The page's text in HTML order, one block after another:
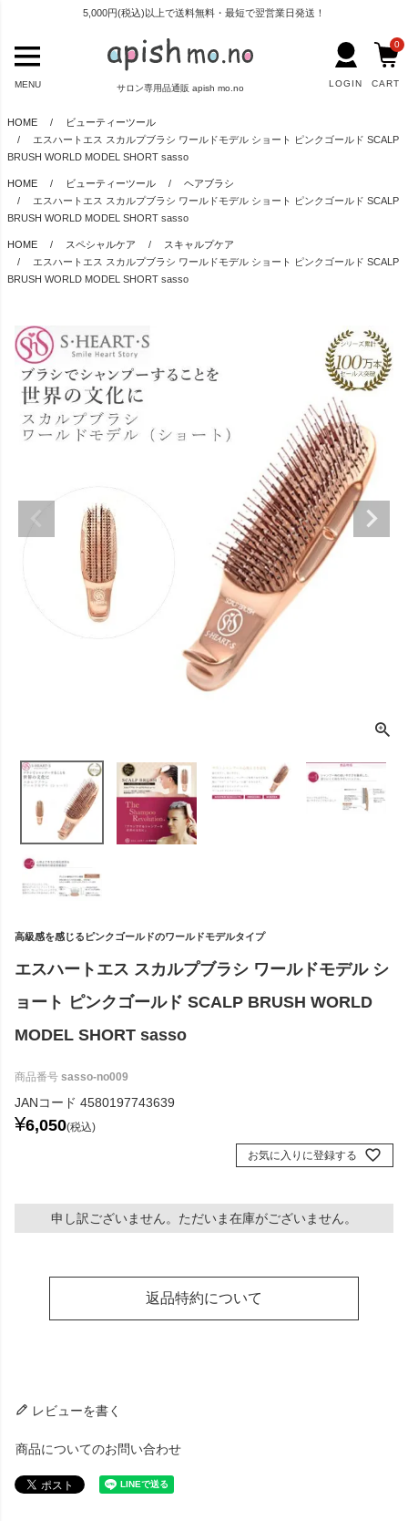
5,000円(税込)以上で送料無料・最短で翌営業日発送！
サロン専用品通販 apish mo.no
MENU LOGIN CART
0
HOME
ビューティーツール
エスハートエス スカルプブラシ ワールドモデル ショート ピンクゴールド SCALP
BRUSH WORLD MODEL SHORT sasso
HOME ビューティーツール
ヘアブラシ
エスハートエス スカルプブラシ ワールドモデル ショート ピンクゴールド SCALP
BRUSH WORLD MODEL SHORT sasso
HOME スペシャルケア
スキャルプケア
エスハートエス スカルプブラシ ワールドモデル ショート ピンクゴールド SCALP
BRUSH WORLD MODEL SHORT sasso
高級感を感じるピンクゴールドのワールドモデルタイプ
エスハートエス スカルプブラシ ワールドモデル シ
ョート ピンクゴールド SCALP BRUSH WORLD
MODEL SHORT sasso
商品番号 sasso-no009
JANコード 4580197743639
¥6,050 税込
お気に入りに登録する
申し訳ございません。ただいま在庫がございません。
返品特約について
レビューを書く
商品についてのお問い合わせ